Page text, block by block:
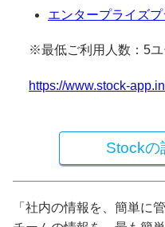
エンタープライズプ
※最低ご利用人数：5ユ
https://www.stock-
Stockの
「社内の情報を、簡単に